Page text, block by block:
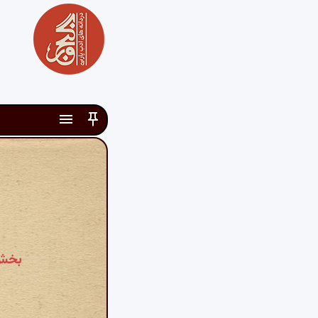
بخش ۵۲ - گفتن شیخ ابویزید را